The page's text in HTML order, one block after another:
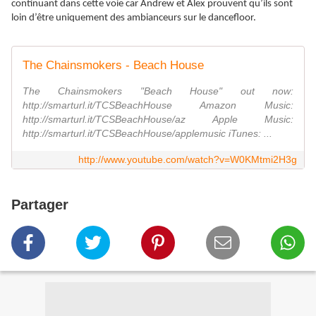
continuant dans cette voie car Andrew et Alex prouvent qu’ils sont
loin d’être uniquement des ambianceurs sur le dancefloor.
The Chainsmokers - Beach House
The Chainsmokers "Beach House" out now:
http://smarturl.it/TCSBeachHouse Amazon Music:
http://smarturl.it/TCSBeachHouse/az Apple Music:
http://smarturl.it/TCSBeachHouse/applemusic iTunes: ...
http://www.youtube.com/watch?v=W0KMtmi2H3g
Partager